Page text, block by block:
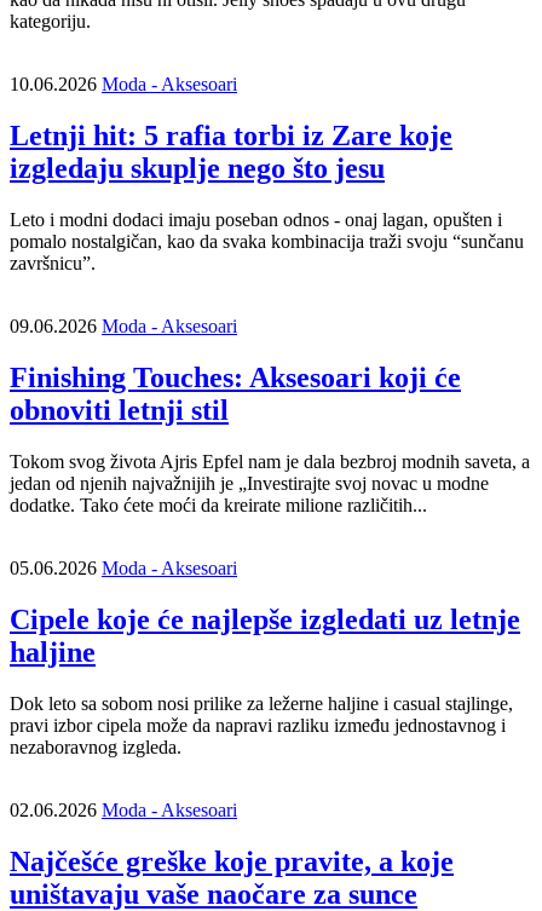
kategoriju.
10.06.2026 Moda - Aksesoari
Letnji hit: 5 rafia torbi iz Zare koje
izgledaju skuplje nego što jesu
Leto i modni dodaci imaju poseban odnos - onaj lagan, opušten i
pomalo nostalgičan, kao da svaka kombinacija traži svoju “sunčanu
završnicu”.
09.06.2026 Moda - Aksesoari
Finishing Touches: Aksesoari koji će
obnoviti letnji stil
Tokom svog života Ajris Epfel nam je dala bezbroj modnih saveta, a
jedan od njenih najvažnijih je „Investirajte svoj novac u modne
dodatke. Tako ćete moći da kreirate milione različitih...
05.06.2026 Moda - Aksesoari
Cipele koje će najlepše izgledati uz letnje
haljine
Dok leto sa sobom nosi prilike za ležerne haljine i casual stajlinge,
pravi izbor cipela može da napravi razliku između jednostavnog i
nezaboravnog izgleda.
02.06.2026 Moda - Aksesoari
Najčešće greške koje pravite, a koje
uništavaju vaše naočare za sunce